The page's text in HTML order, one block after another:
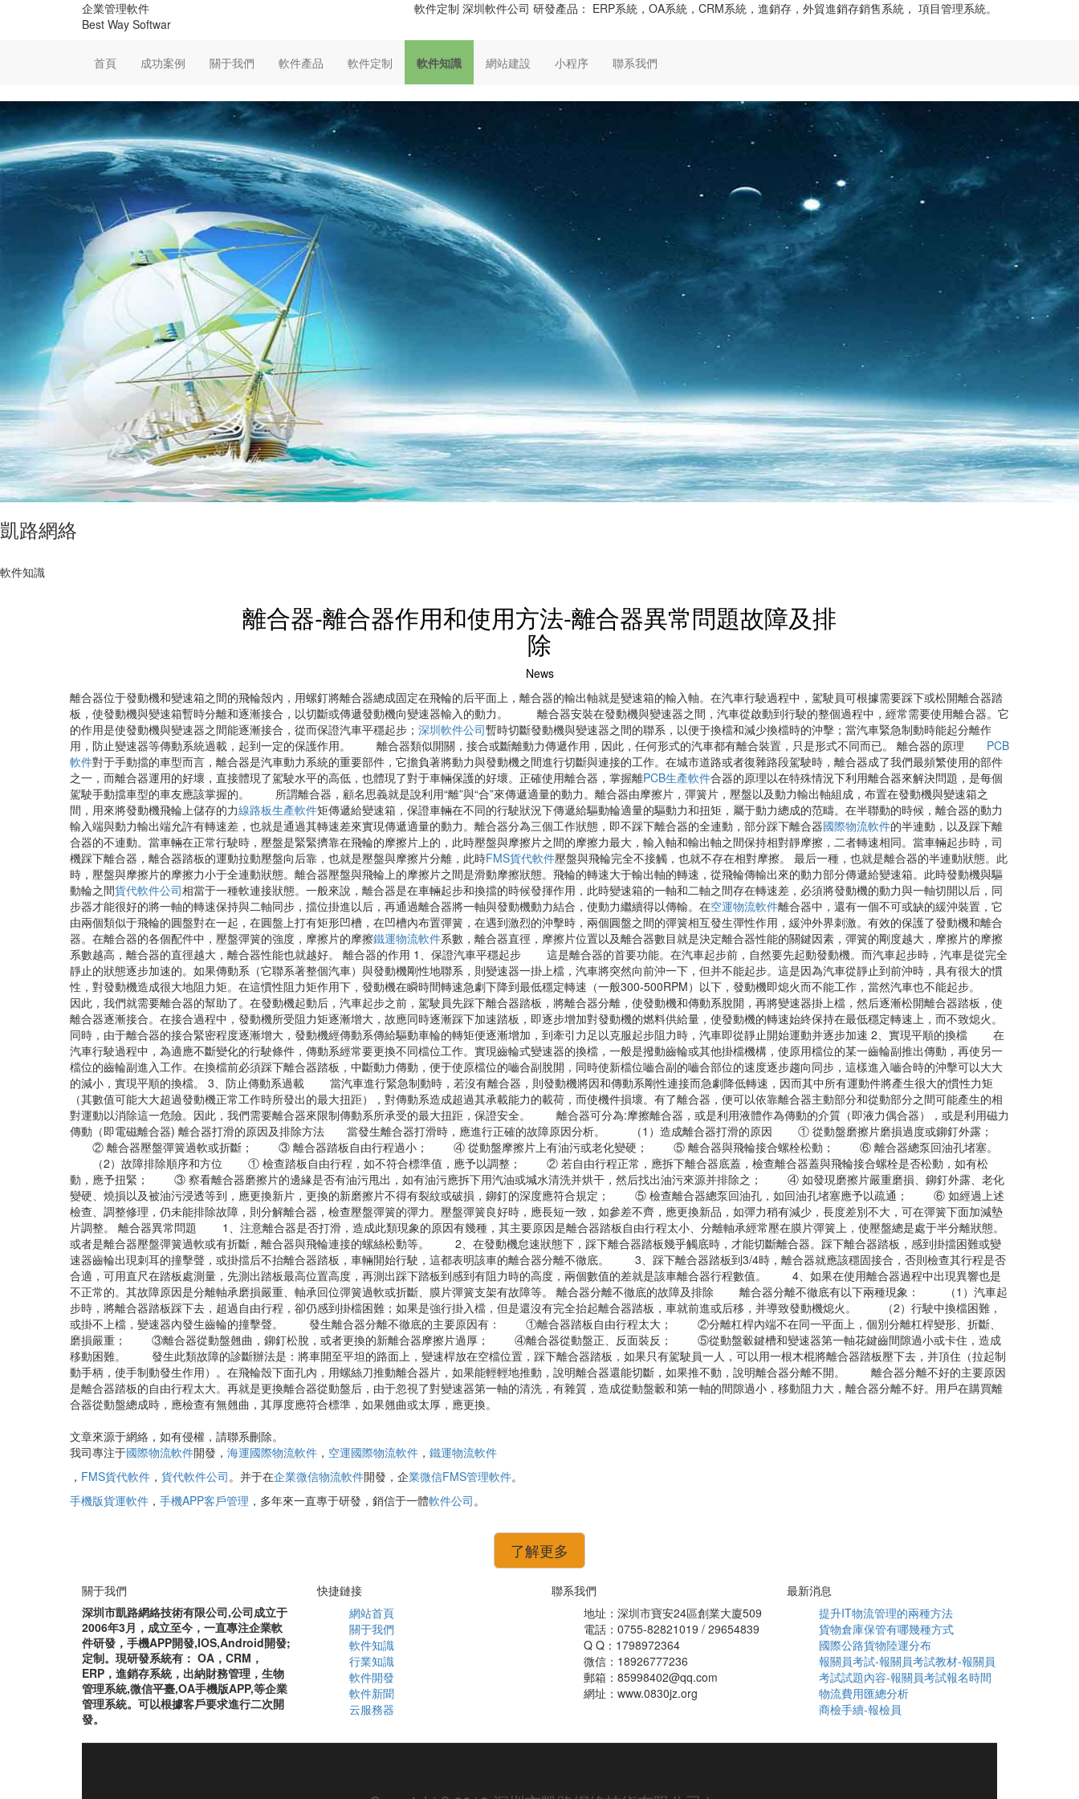
企業管理軟件
Best Way Softwar
軟件定制 深圳軟件公司 研發產品： ERP系統，OA系統，CRM系統，進銷存，外貿進銷存銷售系統， 項目管理系統。
首頁 成功案例 關于我們 軟件產品 軟件定制 軟件知識 網站建設 小程序 聯系我們
凱路網絡
軟件知識
離合器-離合器作用和使用方法-離合器異常問題故障及排
除
News
離合器位于發動機和變速箱之間的飛輪殼內，用螺釘將離合器總成固定在飛輪的后平面上，離合器的輸出軸就是變速箱的輸入軸。在汽車行駛過程中，駕駛員可根據需要踩下或松開離合器踏
板，使發動機與變速箱暫時分離和逐漸接合，以切斷或傳遞發動機向變速器輸入的動力。 離合器安裝在發動機與變速器之間，汽車從啟動到行駛的整個過程中，經常需要使用離合器。它
的作用是使發動機與變速器之間能逐漸接合，從而保證汽車平穩起步； 深圳軟件公司暫時切斷發動機與變速器之間的聯系，以便于換檔和減少換檔時的沖擊；當汽車緊急制動時能起分離作
用，防止變速器等傳動系統過載，起到一定的保護作用。 離合器類似開關，接合或斷離動力傳遞作用，因此，任何形式的汽車都有離合裝置，只是形式不同而已。 離合器的原理 PCB
軟件對于手動擋的車型而言，離合器是汽車動力系統的重要部件，它擔負著將動力與發動機之間進行切斷與連接的工作。在城市道路或者復雜路段駕駛時，離合器成了我們最頻繁使用的部件
之一，而離合器運用的好壞，直接體現了駕駛水平的高低，也體現了對于車輛保護的好壞。正確使用離合器，掌握離PCB生產軟件合器的原理以在特殊情況下利用離合器來解決問題，是每個
駕駛手動擋車型的車友應該掌握的。 所謂離合器，顧名思義就是說利用“離”與“合”來傳遞適量的動力。離合器由摩擦片，彈簧片，壓盤以及動力輸出軸組成，布置在發動機與變速箱之
間，用來將發動機飛輪上儲存的力線路板生產軟件矩傳遞給變速箱，保證車輛在不同的行駛狀況下傳遞給驅動輪適量的驅動力和扭矩，屬于動力總成的范疇。在半聯動的時候，離合器的動力
輸入端與動力輸出端允許有轉速差，也就是通過其轉速差來實現傳遞適量的動力。離合器分為三個工作狀態，即不踩下離合器的全連動，部分踩下離合器國際物流軟件的半連動，以及踩下離
合器的不連動。當車輛在正常行駛時，壓盤是緊緊擠靠在飛輪的摩擦片上的，此時壓盤與摩擦片之間的摩擦力最大，輸入軸和輸出軸之間保持相對靜摩擦，二者轉速相同。當車輛起步時，司
機踩下離合器，離合器踏板的運動拉動壓盤向后靠，也就是壓盤與摩擦片分離，此時FMS貨代軟件壓盤與飛輪完全不接觸，也就不存在相對摩擦。 最后一種，也就是離合器的半連動狀態。此
時，壓盤與摩擦片的摩擦力小于全連動狀態。離合器壓盤與飛輪上的摩擦片之間是滑動摩擦狀態。飛輪的轉速大于輸出軸的轉速，從飛輪傳輸出來的動力部分傳遞給變速箱。此時發動機與驅
動輪之間貨代軟件公司相當于一種軟連接狀態。一般來說，離合器是在車輛起步和換擋的時候發揮作用，此時變速箱的一軸和二軸之間存在轉速差，必須將發動機的動力與一軸切開以后，同
步器才能很好的將一軸的轉速保持與二軸同步，擋位掛進以后，再通過離合器將一軸與發動機動力結合，使動力繼續得以傳輸。在空運物流軟件離合器中，還有一個不可或缺的緩沖裝置，它
由兩個類似于飛輪的圓盤對在一起，在圓盤上打有矩形凹槽，在凹槽內布置彈簧，在遇到激烈的沖擊時，兩個圓盤之間的彈簧相互發生彈性作用，緩沖外界刺激。有效的保護了發動機和離合
器。在離合器的各個配件中，壓盤彈簧的強度，摩擦片的摩擦鐵運物流軟件系數，離合器直徑，摩擦片位置以及離合器數目就是決定離合器性能的關鍵因素，彈簧的剛度越大，摩擦片的摩擦
系數越高，離合器的直徑越大，離合器性能也就越好。 離合器的作用 1、保證汽車平穩起步 這是離合器的首要功能。在汽車起步前，自然要先起動發動機。而汽車起步時，汽車是從完全
靜止的狀態逐步加速的。如果傳動系（它聯系著整個汽車）與發動機剛性地聯系，則變速器一掛上檔，汽車將突然向前沖一下，但并不能起步。這是因為汽車從靜止到前沖時，具有很大的慣
性，對發動機造成很大地阻力矩。在這慣性阻力矩作用下，發動機在瞬時間轉速急劇下降到最低穩定轉速（一般300-500RPM）以下，發動機即熄火而不能工作，當然汽車也不能起步。
因此，我們就需要離合器的幫助了。在發動機起動后，汽車起步之前，駕駛員先踩下離合器踏板，將離合器分離，使發動機和傳動系脫開，再將變速器掛上檔，然后逐漸松開離合器踏板，使
離合器逐漸接合。在接合過程中，發動機所受阻力矩逐漸增大，故應同時逐漸踩下加速踏板，即逐步增加對發動機的燃料供給量，使發動機的轉速始終保持在最低穩定轉速上，而不致熄火。
同時，由于離合器的接合緊密程度逐漸增大，發動機經傳動系傳給驅動車輪的轉矩便逐漸增加，到牽引力足以克服起步阻力時，汽車即從靜止開始運動并逐步加速 2、實現平順的換檔 在
汽車行駛過程中，為適應不斷變化的行駛條件，傳動系經常要更換不同檔位工作。實現齒輪式變速器的換檔，一般是撥動齒輪或其他掛檔機構，使原用檔位的某一齒輪副推出傳動，再使另一
檔位的齒輪副進入工作。在換檔前必須踩下離合器踏板，中斷動力傳動，便于使原檔位的嚙合副脫開，同時使新檔位嚙合副的嚙合部位的速度逐步趨向同步，這樣進入嚙合時的沖擊可以大大
的減小，實現平順的換檔。 3、防止傳動系過載 當汽車進行緊急制動時，若沒有離合器，則發動機將因和傳動系剛性連接而急劇降低轉速，因而其中所有運動件將產生很大的慣性力矩
（其數值可能大大超過發動機正常工作時所發出的最大扭距），對傳動系造成超過其承載能力的載荷，而使機件損壞。有了離合器，便可以依靠離合器主動部分和從動部分之間可能產生的相
對運動以消除這一危險。因此，我們需要離合器來限制傳動系所承受的最大扭距，保證安全。 離合器可分為:摩擦離合器，或是利用液體作為傳動的介質（即液力偶合器），或是利用磁力
傳動（即電磁離合器) 離合器打滑的原因及排除方法 當發生離合器打滑時，應進行正確的故障原因分析。 （1）造成離合器打滑的原因 ① 從動盤磨擦片磨損過度或鉚釘外露；
② 離合器壓盤彈簧過軟或折斷； ③ 離合器踏板自由行程過小； ④ 從動盤摩擦片上有油污或老化變硬； ⑤ 離合器與飛輪接合螺栓松動； ⑥ 離合器總泵回油孔堵塞。
（2）故障排除順序和方位 ① 檢查踏板自由行程，如不符合標準值，應予以調整； ② 若自由行程正常，應拆下離合器底蓋，檢查離合器蓋與飛輪接合螺栓是否松動，如有松
動，應予扭緊； ③ 察看離合器磨擦片的邊緣是否有油污甩出，如有油污應拆下用汽油或堿水清洗并烘干，然后找出油污來源并排除之； ④ 如發現磨擦片嚴重磨損、鉚釘外露、老化
變硬、燒損以及被油污浸透等到，應更換新片，更換的新磨擦片不得有裂紋或破損，鉚釘的深度應符合規定； ⑤ 檢查離合器總泵回油孔，如回油孔堵塞應予以疏通； ⑥ 如經過上述
檢查、調整修理，仍未能排除故障，則分解離合器，檢查壓盤彈簧的彈力。壓盤彈簧良好時，應長短一致，如參差不齊，應更換新品，如彈力稍有減少，長度差別不大，可在彈簧下面加減墊
片調整。 離合器異常問題 1、注意離合器是否打滑，造成此類現象的原因有幾種，其主要原因是離合器踏板自由行程太小、分離軸承經常壓在膜片彈簧上，使壓盤總是處于半分離狀態。
或者是離合器壓盤彈簧過軟或有折斷，離合器與飛輪連接的螺絲松動等。 2、在發動機怠速狀態下，踩下離合器踏板幾乎觸底時，才能切斷離合器。踩下離合器踏板，感到掛擋困難或變
速器齒輪出現刺耳的撞擊聲，或掛擋后不抬離合器踏板，車輛開始行駛，這都表明該車的離合器分離不徹底。 3、踩下離合器踏板到3/4時，離合器就應該穩固接合，否則檢查其行程是否
合適，可用直尺在踏板處測量，先測出踏板最高位置高度，再測出踩下踏板到感到有阻力時的高度，兩個數值的差就是該車離合器行程數值。 4、如果在使用離合器過程中出現異響也是
不正常的。其故障原因是分離軸承磨損嚴重、軸承回位彈簧過軟或折斷、膜片彈簧支架有故障等。 離合器分離不徹底的故障及排除 離合器分離不徹底有以下兩種現象： （1）汽車起
步時，將離合器踏板踩下去，超過自由行程，卻仍感到掛檔困難；如果是強行掛入檔，但是還沒有完全抬起離合器踏板，車就前進或后移，并導致發動機熄火。 （2）行駛中換檔困難，
或掛不上檔，變速器內發生齒輪的撞擊聲。 發生離合器分離不徹底的主要原因有： ①離合器踏板自由行程太大； ②分離杠桿內端不在同一平面上，個別分離杠桿變形、折斷、
磨損嚴重； ③離合器從動盤翹曲，鉚釘松脫，或者更換的新離合器摩擦片過厚； ④離合器從動盤正、反面裝反； ⑤從動盤轂鍵槽和變速器第一軸花鍵齒間隙過小或卡住，造成
移動困難。 發生此類故障的診斷辦法是：將車開至平坦的路面上，變速桿放在空檔位置，踩下離合器踏板，如果只有駕駛員一人，可以用一根木棍將離合器踏板壓下去，并頂住（拉起制
動手柄，使手制動發生作用）。在飛輪殼下面孔內，用螺絲刀推動離合器片，如果能輕輕地推動，說明離合器還能切斷，如果推不動，說明離合器分離不開。 離合器分離不好的主要原因
是離合器踏板的自由行程太大。再就是更換離合器從動盤后，由于忽視了對變速器第一軸的清洗，有雜質，造成從動盤轂和第一軸的間隙過小，移動阻力大，離合器分離不好。用戶在購買離
合器從動盤總成時，應檢查有無翹曲，其厚度應符合標準，如果翹曲或太厚，應更換。
文章來源于網絡，如有侵權，請聯系刪除。
我司專注于國際物流軟件開發， 海運國際物流軟件 ， 空運國際物流軟件 ， 鐵運物流軟件
， FMS貨代軟件 ， 貨代軟件公司。并于在企業微信物流軟件開發，企業微信FMS管理軟件。
手機版貨運軟件 ， 手機APP客戶管理 ，多年來一直專于研發，銷信于一體軟件公司。
了解更多
關于我們
深圳市凱路網絡技術有限公司,公司成立于
2006年3月，成立至今，一直專注企業軟
件研發，手機APP開發,IOS,Android開發;
定制。現研發系統有： OA，CRM，
ERP，進銷存系統，出納財務管理，生物
管理系統,微信平臺,OA手機版APP,等企業
管理系統。可以根據客戶要求進行二次開
發。
快捷鏈接
網站首頁
關于我們
軟件知識
行業知識
軟件開發
軟件新聞
云服務器
聯系我們
地址：深圳市寶安24區創業大廈509
電話：0755-82821019 / 29654839
Q Q：1798972364
微信：18926777236
郵箱：85998402@qq.com
網址：www.0830jz.org
最新消息
提升IT物流管理的兩種方法
貨物倉庫保管有哪幾種方式
國際公路貨物陸運分布
報關員考試-報關員考試教材-報關員
考試試題內容-報關員考試報名時間
物流費用匯總分析
商檢手續-報檢員